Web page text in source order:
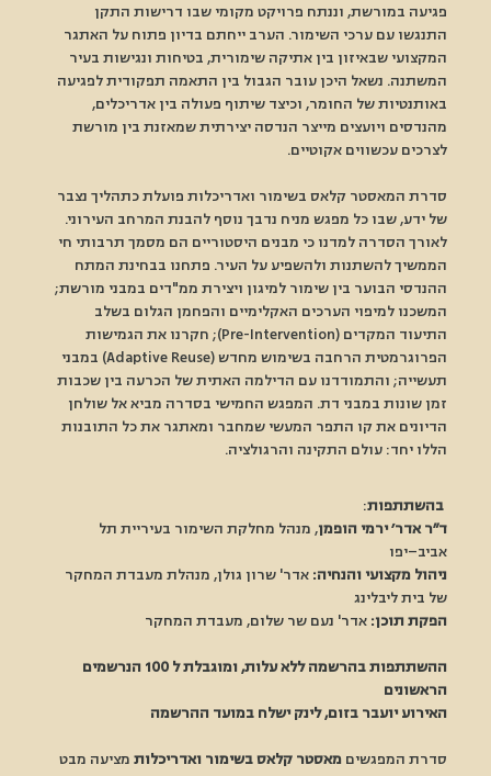
פגיעה במורשת, וננתח פרויקט מקומי שבו דרישות התקן
התנגשו עם ערכי השימור. הערב ייחתם בדיון פתוח על האתגר
המקצועי שבאיזון בין אתיקה שימורית, בטיחות ונגישות בעיר
המשתנה. נשאל היכן עובר הגבול בין התאמה תפקודית לפגיעה
באותנטיות של החומר, וכיצד שיתוף פעולה בין אדריכלים,
מהנדסים ויועצים מייצר הנדסה יצירתית שמאזנת בין מורשת
לצרכים עכשווים אקוטיים.
סדרת המאסטר קלאס בשימור ואדריכלות פועלת כתהליך נצבר
של ידע, שבו כל מפגש מניח נדבך נוסף להבנת המרחב העירוני.
לאורך הסדרה למדנו כי מבנים היסטוריים הם מסמך תרבותי חי
הממשיך להשתנות ולהשפיע על העיר. פתחנו בבחינת המתח
ההנדסי הבוער בין שימור למיגון ויצירת ממ"דים במבני מורשת;
המשכנו למיפוי הערכים האקלימיים והפחמן הגלום בשלב
התיעוד המקדים (Pre-Intervention); חקרנו את הגמישות
הפרוגרמטית הרחבה בשימוש מחדש (Adaptive Reuse) במבני
תעשייה; והתמודדנו עם הדילמה האתית של הכרעה בין שכבות
זמן שונות במבני דת. המפגש החמישי בסדרה מביא אל שולחן
הדיונים את קו התפר המעשי שמחבר ומאתגר את כל התובנות
הללו יחד: עולם התקינה והרגולציה.
בהשתתפות:
ד״ר אדר׳ ירמי הופמן, מנהל מחלקת השימור בעיריית תל
אביב–יפו
ניהול מקצועי והנחיה: אדר' שרון גולן, מנהלת מעבדת המחקר
של בית ליבלינג
הפקת תוכן: אדר' נעם שר שלום, מעבדת המחקר
ההשתתפות בהרשמה ללא עלות, ומוגבלת ל 100 הנרשמים
הראשונים
האירוע יועבר בזום, לינק ישלח במועד ההרשמה
סדרת המפגשים מאסטר קלאס בשימור ואדריכלות מציעה מבט